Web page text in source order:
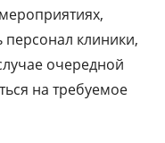
персонал клиники,
очередной
на требуемое